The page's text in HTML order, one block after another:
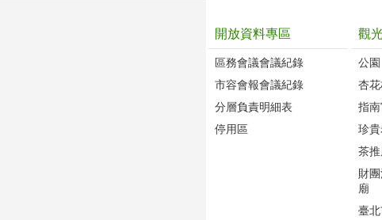
開放資料專區
區務會議會議紀錄
市容會報會議紀錄
分層負責明細表
停用區
觀
公園
杏
指
珍
茶
財
廟
臺